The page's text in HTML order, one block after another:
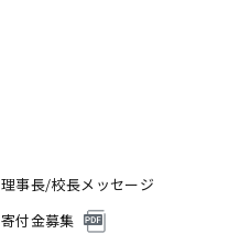
理事長/校長メッセージ
寄付金募集